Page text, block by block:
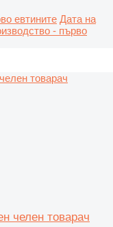
евтините Дата на
- първо
челен товарач